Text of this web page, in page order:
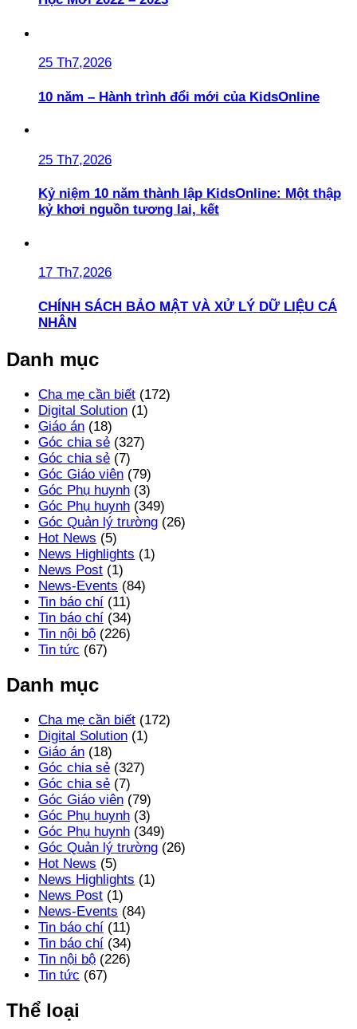
25 Th7,2026
10 năm – Hành trình đổi mới của KidsOnline
25 Th7,2026
Kỷ niệm 10 năm thành lập KidsOnline: Một thập
kỷ khơi nguồn tương lai, kết
17 Th7,2026
CHÍNH SÁCH BẢO MẬT VÀ XỬ LÝ DỮ LIỆU CÁ
NHÂN
Danh mục
Cha mẹ cần biết (172)
Digital Solution (1)
Giáo án (18)
Góc chia sẻ (327)
Góc chia sẻ (7)
Góc Giáo viên (79)
Góc Phụ huynh (3)
Góc Phụ huynh (349)
Góc Quản lý trường (26)
Hot News (5)
News Highlights (1)
News Post (1)
News-Events (84)
Tin báo chí (11)
Tin báo chí (34)
Tin nội bộ (226)
Tin tức (67)
Danh mục
Cha mẹ cần biết (172)
Digital Solution (1)
Giáo án (18)
Góc chia sẻ (327)
Góc chia sẻ (7)
Góc Giáo viên (79)
Góc Phụ huynh (3)
Góc Phụ huynh (349)
Góc Quản lý trường (26)
Hot News (5)
News Highlights (1)
News Post (1)
News-Events (84)
Tin báo chí (11)
Tin báo chí (34)
Tin nội bộ (226)
Tin tức (67)
Thể loại